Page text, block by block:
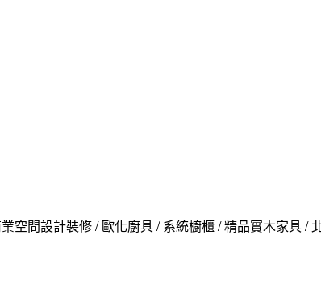
空間設計裝修 / 歐化廚具 / 系統櫥櫃 / 精品實木家具 /